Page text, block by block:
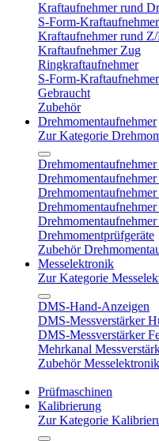
Kraftaufnehmer rund
S-Form-Kraftaufnehmer
Kraftaufnehmer rund
Kraftaufnehmer Zug
Ringkraftaufnehmer
S-Form-
Gebraucht
Zubehör
Drehmomentaufnehmer
Zur Kategorie
Drehmomentaufnehmer
Drehmomentprüfgeräte
Zubehör
Messelektronik
Zur Kategorie
DMS-Hand-Anzeigen
DMS-Messverstärker
DMS-Messverstärker
Mehrkanal
Zubehör Messelektronik
Prüfmaschinen
Kalibrierung
Zur Kategorie